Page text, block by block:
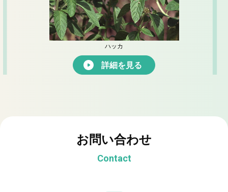
ハッカ
詳細を見る
お問い合わせ
Contact